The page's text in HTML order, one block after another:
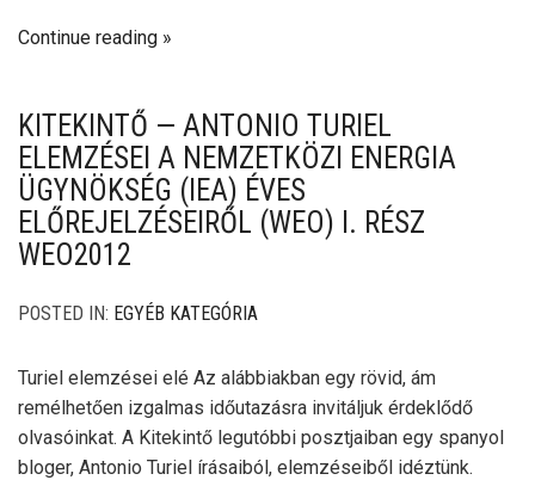
Continue reading
KITEKINTŐ — ANTONIO TURIEL
ELEMZÉSEI A NEMZETKÖZI ENERGIA
ÜGYNÖKSÉG (IEA) ÉVES
ELŐREJELZÉSEIRŐL (WEO) I. RÉSZ
WEO2012
POSTED IN: EGYÉB KATEGÓRIA
Turiel elemzései elé Az alábbiakban egy rövid, ám
remélhetően izgalmas időutazásra invitáljuk érdeklődő
olvasóinkat. A Kitekintő legutóbbi posztjaiban egy spanyol
bloger, Antonio Turiel írásaiból, elemzéseiből idéztünk.